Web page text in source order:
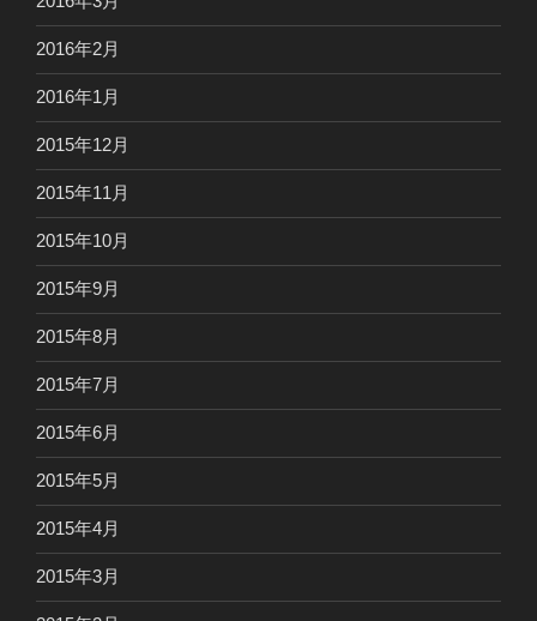
2016年2月
2016年1月
2015年12月
2015年11月
2015年10月
2015年9月
2015年8月
2015年7月
2015年6月
2015年5月
2015年4月
2015年3月